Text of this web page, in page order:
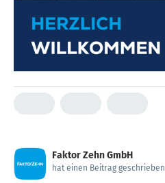
Faktor Zehn GmbH
hat einen Beitrag geschrieben